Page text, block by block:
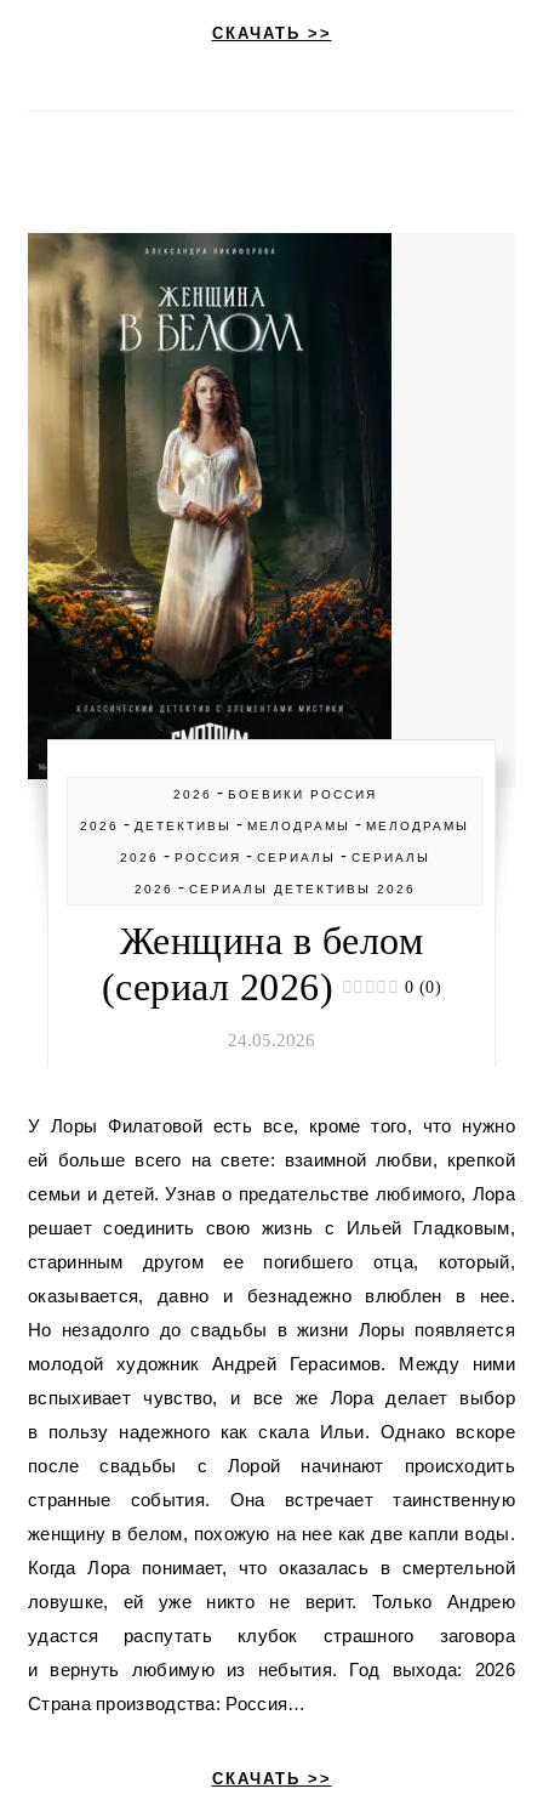
СКАЧАТЬ >>
2026 - БОЕВИКИ РОССИЯ
2026 - ДЕТЕКТИВЫ -МЕЛОДРАМЫ -МЕЛОДРАМЫ
2026 - РОССИЯ - СЕРИАЛЫ - СЕРИАЛЫ
2026 - СЕРИАЛЫ ДЕТЕКТИВЫ 2026
Женщина в белом
(сериал 2026)
0 (0)
24.05.2026
У Лоры Филатовой есть все, кроме того, что нужно
ей больше всего на свете: взаимной любви, крепкой
семьи и детей. Узнав о предательстве любимого, Лора
решает соединить свою жизнь с Ильей Гладковым,
старинным другом ее погибшего отца, который,
оказывается, давно и безнадежно влюблен в нее.
Но незадолго до свадьбы в жизни Лоры появляется
молодой художник Андрей Герасимов. Между ними
вспыхивает чувство, и все же Лора делает выбор
в пользу надежного как скала Ильи. Однако вскоре
после свадьбы с Лорой начинают происходить
странные события. Она встречает таинственную
женщину в белом, похожую на нее как две капли воды.
Когда Лора понимает, что оказалась в смертельной
ловушке, ей уже никто не верит. Только Андрею
удастся распутать клубок страшного заговора
и вернуть любимую из небытия. Год выхода: 2026
Страна производства: Россия…
СКАЧАТЬ >>